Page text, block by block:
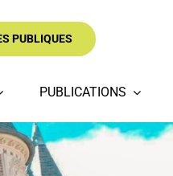
PUBLIQUES
PUBLICATIONS